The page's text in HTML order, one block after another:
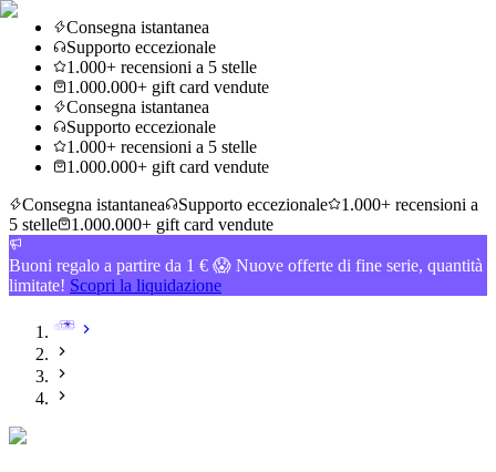
Consegna istantanea
Supporto eccezionale
1.000+ recensioni a 5 stelle
1.000.000+ gift card vendute
Consegna istantanea
Supporto eccezionale
1.000+ recensioni a 5 stelle
1.000.000+ gift card vendute
Consegna istantanea
Supporto eccezionale
1.000+ recensioni a
5 stelle
1.000.000+ gift card vendute
Buoni regalo a partire da 1 € 😱 Nuove offerte di fine serie, quantità
limitate! Scopri la liquidazione